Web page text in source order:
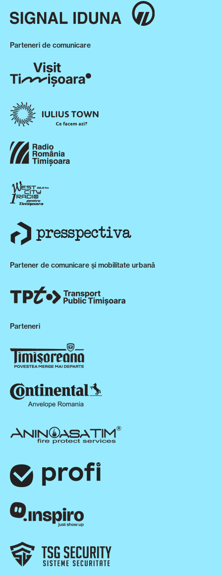
Parteneri de comunicare
Partener de comunicare și mobilitate urbană
Parteneri